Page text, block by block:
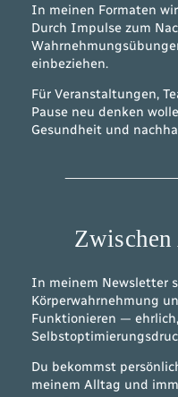
In meinen Formaten
Durch Impulse zum
einbeziehen.
Für Veranstaltungen,
Pause neu denken
Gesundheit und
In meinem Newsletter
Körperwahrnehmung
Funktionieren —
Du bekommst
meinem Alltag und